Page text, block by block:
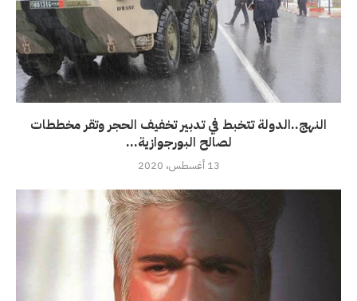
النهج..الدولة تتخبط في تدبير تخفيف الحجر وتقر مخططات
لصالح البورجوازية...
13 أغسطس، 2020